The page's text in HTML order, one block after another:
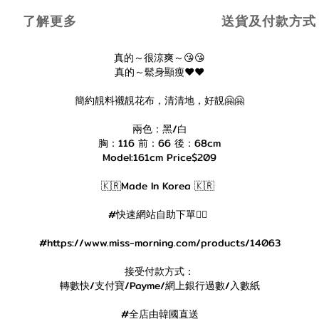
了解更多 送貨及付款方式
真的～很涼爽～😘😘
真的～鬆身顯瘦❤️❤️
簡約靚料襯靚花布，清清地，好靚🤗🤗
兩色：黑/白
胸：116 前：66 後：68cm
Model:161cm Price$209
🇰🇷Made In Korea 🇰🇷
#快速網站自助下單👇🏻
#https://www.miss-morning.com/products/14063
接受付款方式：
轉數快/支付寶/Payme/網上銀行過數/入數紙
#全店由韓國直送